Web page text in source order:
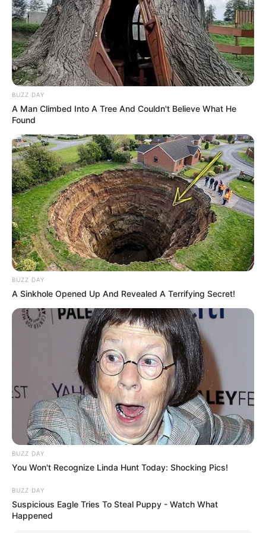
SnapTik pada pencarian Google.
4. Tempelkan url atau link video TikTok yang sudah kamu salin
tadi dan klik download
(foto: snaptik)
5. Unduh video TikTok tanpa watermark melalui server 1 atau pun
server 2.
(foto: snaptik)
Lewat aplikasi
Pastikan kamu sudah mengunduh aplikasi SnapTik di PlayStore
atau bisa melalui link berikut ini.
1. Buka aplikasi TikTok dan salin url video TikTok yang ingin
kamu unduh
BUZZ DAY
A Man Climbed Into A Tree And Couldn't Believe What He
Found
BUZZ DAY
A Sinkhole Opened Up And Revealed A Terrifying Secret!
BUZZ DAY
You Won't Recognize Linda Hunt Today: Shocking Pics!
BUZZ DAY
Suspicious Eagle Tries To Steal Puppy - Watch What
Happened